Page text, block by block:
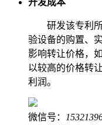
研发该专利
验设备的购置、
影响转让价格，
以较高的价格转
利润。
微信号：